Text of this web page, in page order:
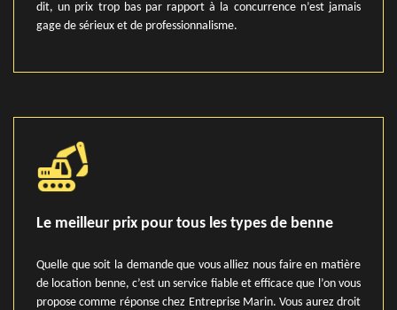
dit, un prix trop bas par rapport à la concurrence n’est jamais
gage de sérieux et de professionnalisme.
Le meilleur prix pour tous les types de benne
Quelle que soit la demande que vous alliez nous faire en matière
de location benne, c’est un service fiable et efficace que l’on vous
propose comme réponse chez Entreprise Marin. Vous aurez droit